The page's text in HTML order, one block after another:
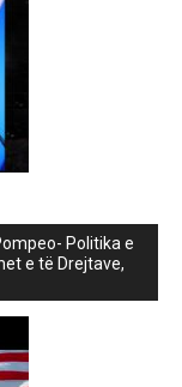
Politika e
e të Drejtave,